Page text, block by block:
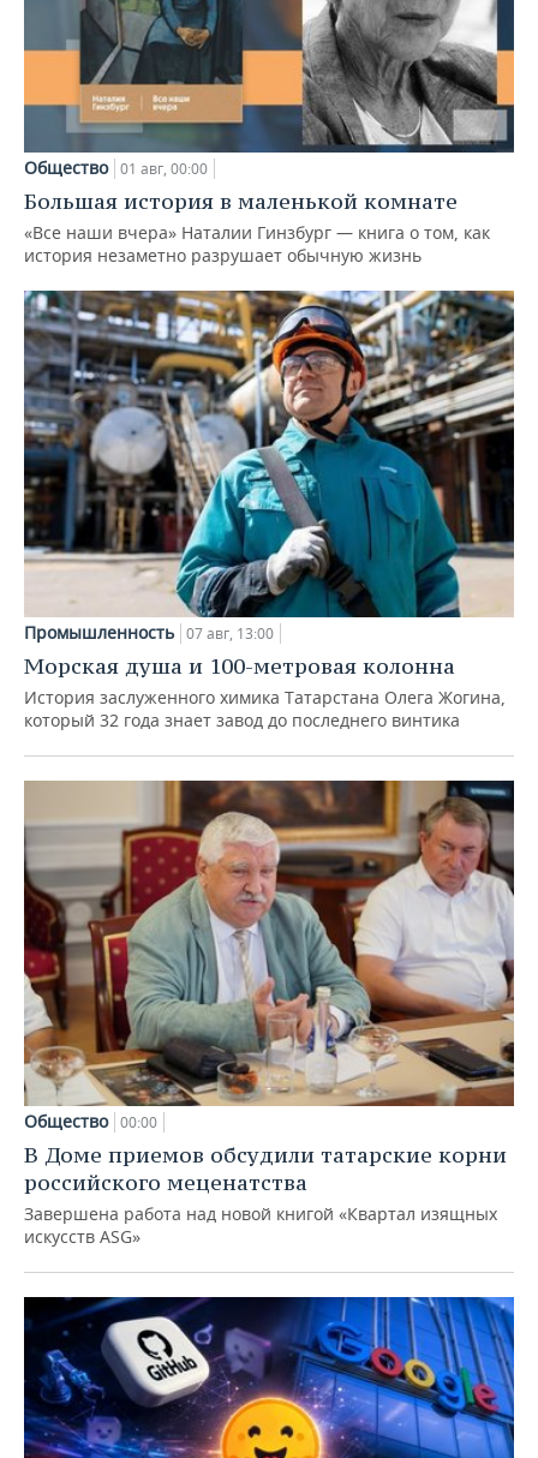
Общество 01 авг, 00:00
Большая история в маленькой комнате
«Все наши вчера» Наталии Гинзбург — книга о том, как
история незаметно разрушает обычную жизнь
Промышленность 07 авг, 13:00
Морская душа и 100-метровая колонна
История заслуженного химика Татарстана Олега Жогина,
который 32 года знает завод до последнего винтика
Общество 00:00
В Доме приемов обсудили татарские корни
российского меценатства
Завершена работа над новой книгой «Квартал изящных
искусств ASG»